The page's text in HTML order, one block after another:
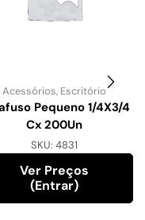
Acessórios, Escritório
Pequeno 1/4X3/4
Cx 200Un
SKU: 4831
Ver Preços
(entrar)